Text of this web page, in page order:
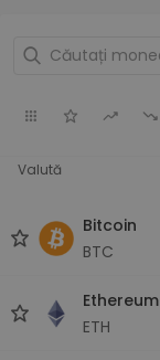
Valută
Bitcoin
BTC
Ethereum
ETH